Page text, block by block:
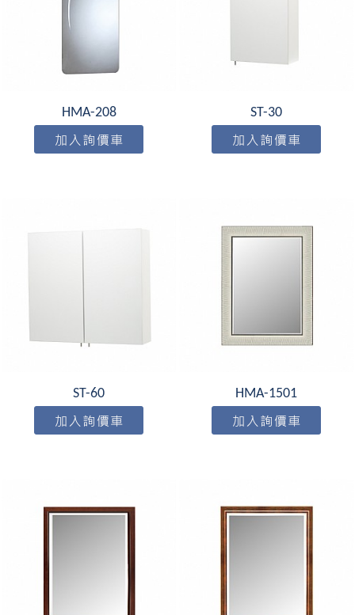
HMA-208 ST-30
ST-60 HMA-1501